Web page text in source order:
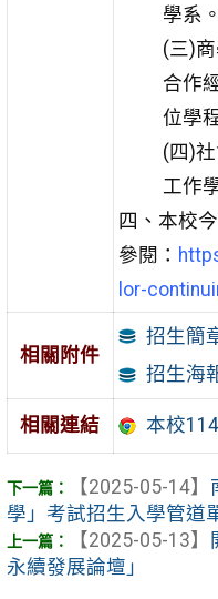
學系。
(三)
合作
位學
(四)
工作
四、本校
參閱：
lor-
相關附件
招生簡
招生海
相關連結 本校
【2025-05-14】
學」考試招生入學管道
【2025-05-13】
永續發展論壇」